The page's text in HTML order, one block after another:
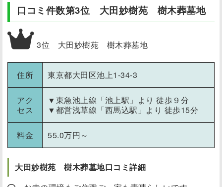
口コミ件数第3位 大田妙樹苑 樹木葬墓地
3位 大田妙樹苑 樹木葬墓地
住所 東京都大田区池上1-34-3
アク
セス
▼東急池上線「池上駅」より 徒歩９分
▼都営浅草線「西馬込駅」より 徒歩15分
料金 55.0万円～
大田妙樹苑 樹木葬墓地口コミ詳細